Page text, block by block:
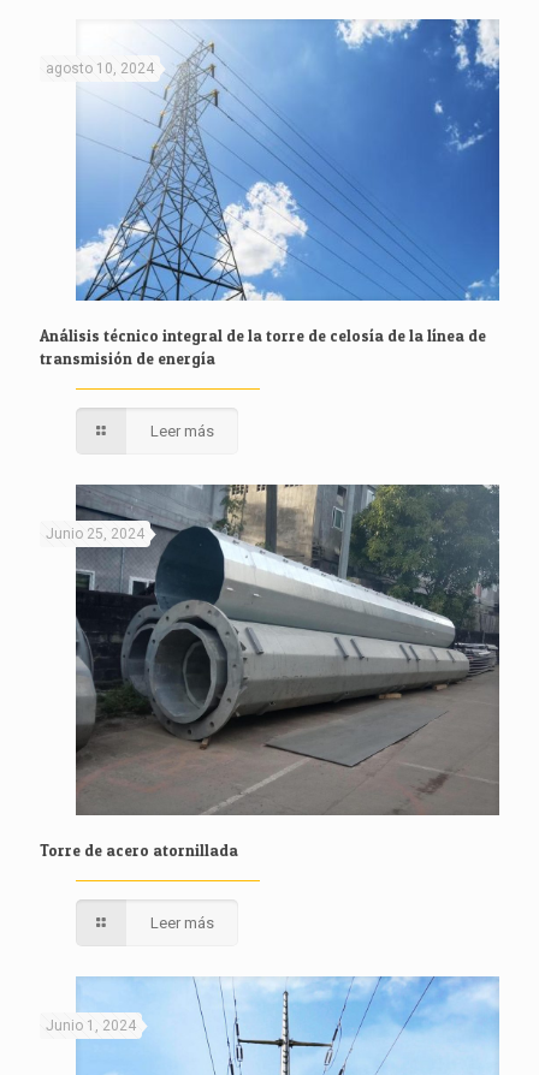
agosto 10, 2024
Análisis técnico integral de la torre de celosía de la línea de
transmisión de energía
Leer más
Junio 25, 2024
Torre de acero atornillada
Leer más
Junio 1, 2024